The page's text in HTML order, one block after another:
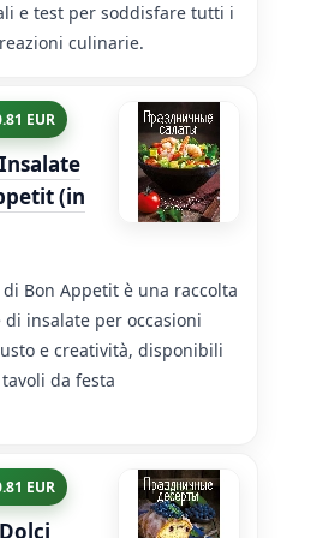
e test per soddisfare tutti i
culinarie.
EUR
(in
Bon Appetit è una raccolta
insalate per occasioni
e creatività, disponibili
da festa
EUR